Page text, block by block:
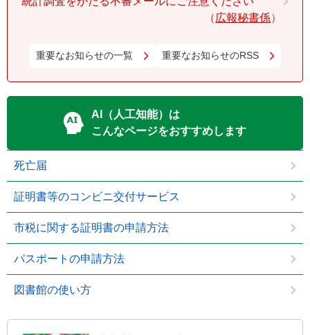
広報秘書係
重要なお知らせの一覧 重要なお知らせのRSS
AI（人工知能）は
こんなページをおすすめします
死亡届
証明書等のコンビニ交付サービス
市税に関する証明書の申請方法
パスポートの申請方法
図書館の使い方